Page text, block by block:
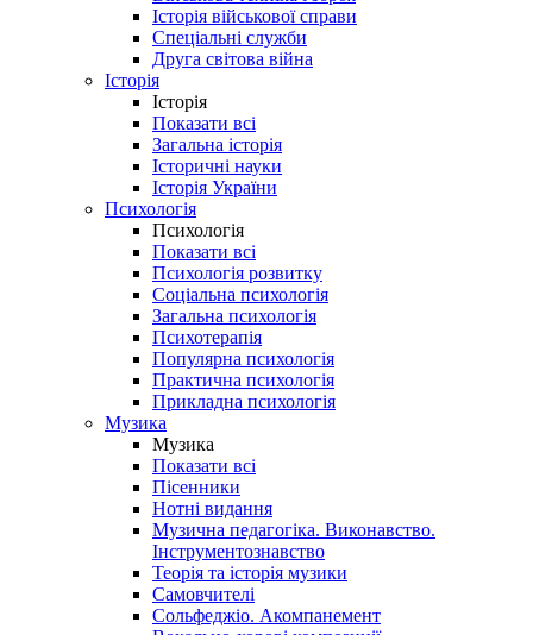
Історія військової справи
Спеціальні служби
Друга світова війна
Історія
Історія
Показати всі
Загальна історія
Історичні науки
Історія України
Психологія
Психологія
Показати всі
Психологія розвитку
Соціальна психологія
Загальна психологія
Психотерапія
Популярна психологія
Практична психологія
Прикладна психологія
Музика
Музика
Показати всі
Пісенники
Нотні видання
Музична педагогіка. Виконавство.
Інструментознавство
Теорія та історія музики
Самовчителі
Сольфеджіо. Акомпанемент